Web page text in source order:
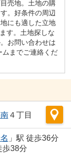
売地。土地の購
。好条件の周辺
にも適した立地
す。土地探しな
お問い合わせは
までご連絡くだ
４丁目
」駅 徒歩36分
歩38分